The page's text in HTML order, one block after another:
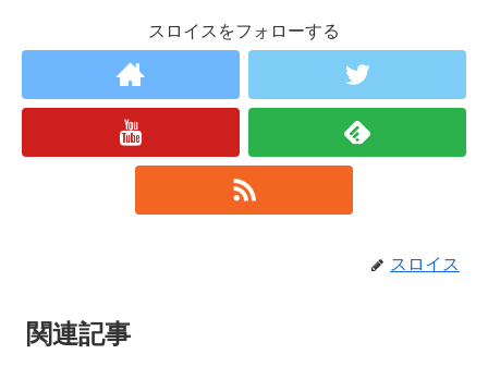
スロイスをフォローする
スロイス
関連記事